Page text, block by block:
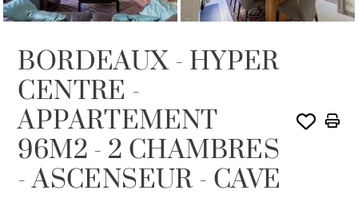
BORDEAUX - HYPER
CENTRE -
APPARTEMENT
96M2 - 2 CHAMBRES
- ASCENSEUR - CAVE